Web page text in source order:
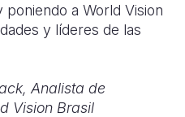
a World Vision
y líderes de las
Analista de
Vision Brasil